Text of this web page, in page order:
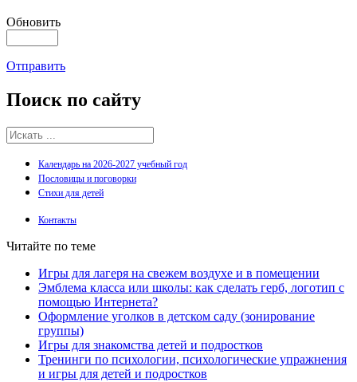
Обновить
Отправить
Поиск по сайту
Календарь на 2026-2027 учебный год
Пословицы и поговорки
Стихи для детей
Контакты
Читайте по теме
Игры для лагеря на свежем воздухе и в помещении
Эмблема класса или школы: как сделать герб, логотип с
помощью Интернета?
Оформление уголков в детском саду (зонирование
группы)
Игры для знакомства детей и подростков
Тренинги по психологии, психологические упражнения
и игры для детей и подростков